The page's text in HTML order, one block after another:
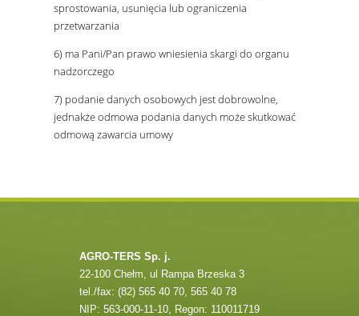
sprostowania, usunięcia lub ograniczenia
przetwarzania
6) ma Pani/Pan prawo wniesienia skargi do organu
nadzorczego
7) podanie danych osobowych jest dobrowolne,
jednakże odmowa podania danych może skutkować
odmową zawarcia umowy
AGRO-TERS Sp. j.
22-100 Chełm, ul Rampa Brzeska 3
tel./fax: (82) 565 40 70, 565 40 78
NIP: 563-000-11-10, Regon: 110011719